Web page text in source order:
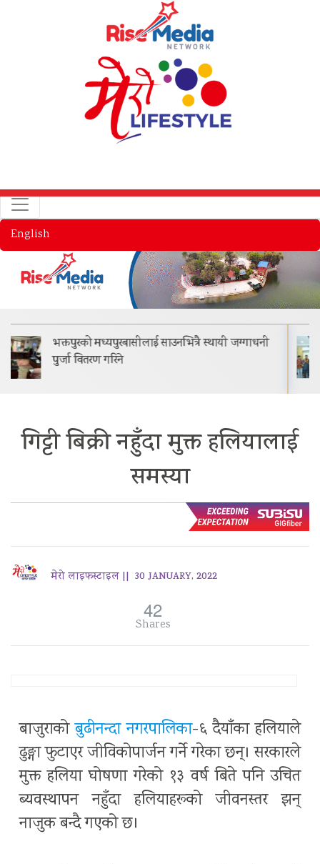
English
गीति एल्बम ‘जागृति’ राजधानी काठमाडौंमा आयोजित
विशेष समारोहबीच लोकार्पण गरिएको…
गिट्टी बिक्री नहुँदा मुक्त हलियालाई
समस्या
मेरो लाइफस्टाइल || 30 JANUARY, 2022
42
Shares
बाजुराकोबुढीनन्दा नगरपालिका-६ दैयाँका हलियाले
ढुङ्गा फुटाएर जीविकोपार्जन गर्ने गरेका छन्। सरकारले
मुक्त हलिया घोषणा गरेको १३ वर्ष बिते पनि उचित
ब्यवस्थापन नहुँदा हलियाहरूको जीवनस्तर झन्
नाजुक बन्दै गएको छ।